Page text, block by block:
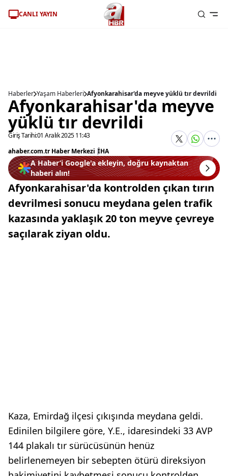
CANLI YAYIN
Haberler Yaşam Haberleri Afyonkarahisar'da meyve yüklü tır devrildi
Afyonkarahisar'da meyve
yüklü tır devrildi
Giriş Tarihi:01 Aralık 2025 11:43
ahaber.com.tr Haber Merkezi |İHA
A Haber’i Google'a ekleyin, doğru kaynaktan
haberi alın!
Afyonkarahisar'da kontrolden çıkan tırın
devrilmesi sonucu meydana gelen trafik
kazasında yaklaşık 20 ton meyve çevreye
saçılarak ziyan oldu.
Kaza, Emirdağ ilçesi çıkışında meydana geldi.
Edinilen bilgilere göre, Y.E., idaresindeki 33 AVP
144 plakalı tır sürücüsünün henüz
belirlenemeyen bir sebepten ötürü direksiyon